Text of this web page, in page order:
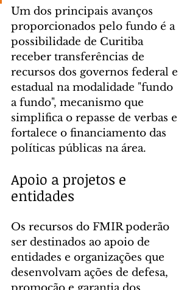
Um dos principais avanços
proporcionados pelo fundo é a
possibilidade de Curitiba
receber transferências de
recursos dos governos federal e
estadual na modalidade "fundo
a fundo", mecanismo que
simplifica o repasse de verbas e
fortalece o financiamento das
políticas públicas na área.
Apoio a projetos e
entidades
Os recursos do FMIR poderão
ser destinados ao apoio de
entidades e organizações que
desenvolvam ações de defesa,